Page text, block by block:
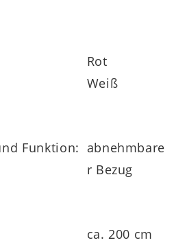
60 Grad waschbar
Rot
Weiß
Funktion: abnehmbare
r Bezug
ca. 200 cm